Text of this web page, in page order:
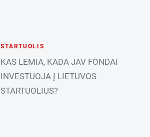
STARTUOLIS
KAS LEMIA, KADA JAV FONDAI
INVESTUOJA Į LIETUVOS
STARTUOLIUS?